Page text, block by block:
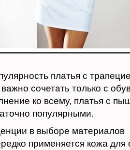
платья с
сочетать только с
ко всему, платья с
популярными.
в выборе материалов
применяется кожа для